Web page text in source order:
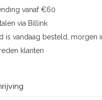
vanaf €60
via Billink
is vandaag besteld, morgen
klanten